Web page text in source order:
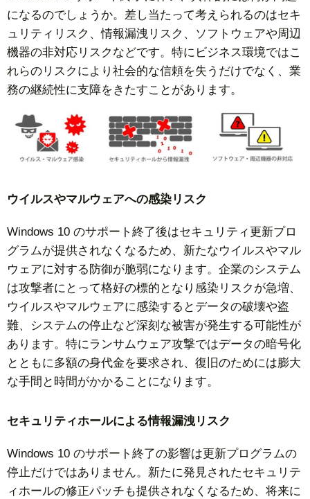
になるのでしょうか。差し当たって考えられるのはセキ
ュリティリスク、情報漏洩リスク、ソフトウェアや周辺
機器の非対応リスクなどです。特にビジネス環境ではこ
れらのリスクにより社会的な信頼を失うだけでなく、業
務の継続性に支障をきたすことがあります。
ウイルスやマルウェアへの感染リスク
Windows 10 のサポート終了後はセキュリティ更新プロ
グラムが提供されなくなるため、新たなウイルスやマル
ウェアに対する防御が脆弱になります。企業のシステム
は攻撃者にとって格好の標的となり感染リスクが急増、
ウイルスやマルウェアに感染するとデータの破壊や盗
難、システムの停止など深刻な被害が発生する可能性が
あります。特にランサムウェア攻撃ではデータの暗号化
とともに多額の身代金を要求され、復旧のためには膨大
な手間と時間がかかることになります。
セキュリティホールによる情報漏洩リスク
Windows 10 のサポート終了の影響は更新プログラムの
停止だけではありません。新たに発見されたセキュリテ
ィホールの修正パッチも提供されなくなるため、将来に